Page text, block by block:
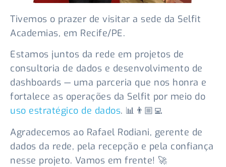
Tivemos o prazer de visitar a sede da Selfit
Academias, em Recife/PE.
Estamos juntos da rede em projetos de
consultoria de dados e desenvolvimento de
dashboards — uma parceria que nos honra e
fortalece as operações da Selfit por meio do
uso estratégico de dados. 📊👨🏼‍💻
Agradecemos ao Rafael Rodiani, gerente de
dados da rede, pela recepção e pela confiança
nesse projeto. Vamos em frente! 🚀